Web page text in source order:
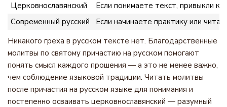
Церковнославянский
Если понимаете текст, привыкли к
Современный русский
Если начинаете практику или
Никакого греха в русском тексте нет. Благодарственные
молитвы по святому причастию на русском помогают
понять смысл каждого прошения — а это не менее важно,
чем соблюдение языковой традиции. Читать молитвы
после причастия на русском языке для понимания и
постепенно осваивать церковнославянский — разумный